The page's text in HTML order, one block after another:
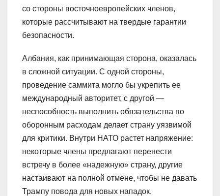
со стороны восточноевропейских членов,
которые рассчитывают на твердые гарантии
безопасности.
Албания, как принимающая сторона, оказалась
в сложной ситуации. С одной стороны,
проведение саммита могло бы укрепить ее
международный авторитет, с другой —
неспособность выполнить обязательства по
оборонным расходам делает страну уязвимой
для критики. Внутри НАТО растет напряжение:
некоторые члены предлагают перенести
встречу в более «надежную» страну, другие
настаивают на полной отмене, чтобы не давать
Трампу повода для новых нападок.